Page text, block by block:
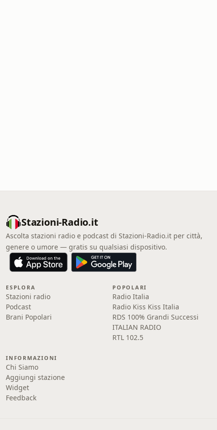
Stazioni-Radio.it
Ascolta stazioni radio e podcast di Stazioni-Radio.it per città,
genere o umore — gratis su qualsiasi dispositivo.
ESPLORA
Stazioni radio
Podcast
Brani Popolari
POPOLARI
Radio Italia
Radio Kiss Kiss Italia
RDS 100% Grandi Successi
ITALIAN RADIO
RTL 102.5
INFORMAZIONI
Chi Siamo
Aggiungi stazione
Widget
Feedback